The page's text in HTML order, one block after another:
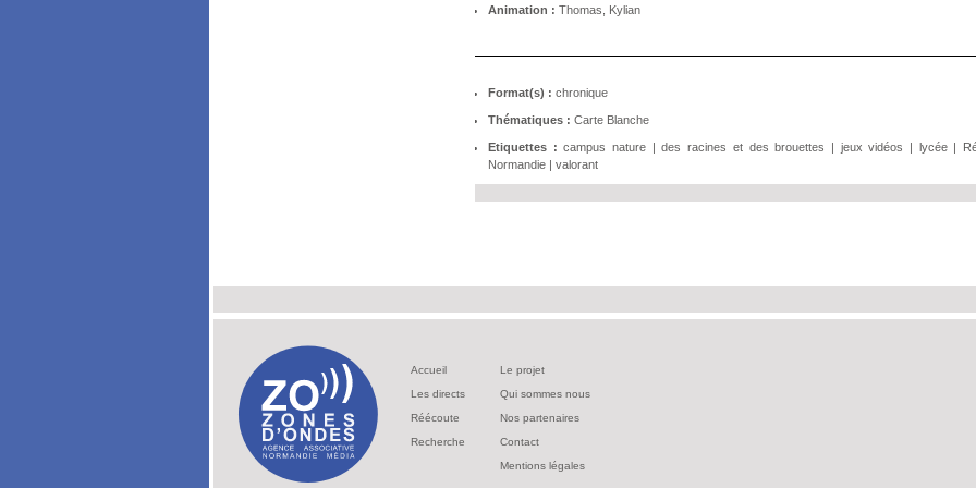
Animation : Thomas, Kylian
Format(s) : chronique
Thématiques : Carte Blanche
Etiquettes :campus nature |des racines et des brouettes | jeux vidéos | lycée|
Normandie | valorant
Accueil
Les directs
Réécoute
Recherche
Le projet
Qui sommes nous
Nos partenaires
Contact
Mentions légales